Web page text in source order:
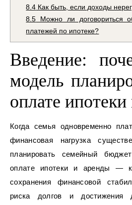
8.4 Как быть, если доходы
8.5 Можно ли договориться
платежей по ипотеке?
Введение:
модель
оплате
Когда семья одновременно
финансовая нагрузка
планировать семейный
оплате ипотеки и аренды —
сохранения финансовой
риска долгов и достижения